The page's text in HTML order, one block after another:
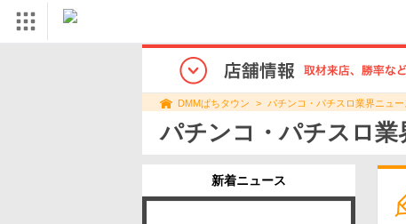
DMMぱちタウン パチンコ・パチスロ業界ニュー
パチンコ・パチスロ業
新着ニュース